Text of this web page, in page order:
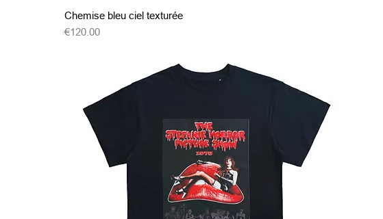
クイックビュー
Chemise bleu ciel texturée
価格
€120.00